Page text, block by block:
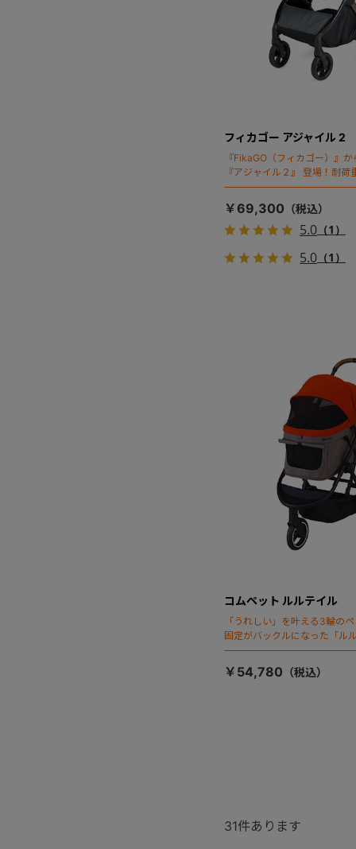
フィカゴー アジャイル 2
『FikaGO（フィカゴー）』
『アジャイル２』 登場！耐
秒・自動収納機能搭載！！
￥69,300
5.0 （1）
5.0 （1）
コムペット ルルテイル
「うれしい」を叶える3輪の
固定がバックルになった「ル
￥54,780
31件あります